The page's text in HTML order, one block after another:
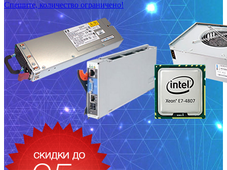
Спешите, количество ограничено!